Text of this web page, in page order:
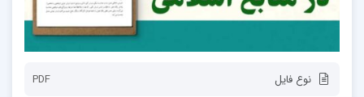
نوع فایل PDF